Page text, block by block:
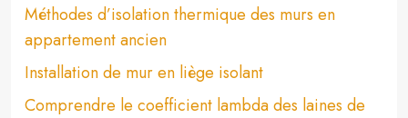
Méthodes d’isolation thermique des murs en
appartement ancien
Installation de mur en liège isolant
Comprendre le coefficient lambda des laines de